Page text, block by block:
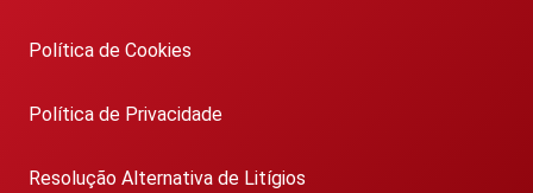
Política de Cookies
Política de Privacidade
Resolução Alternativa de Litígios